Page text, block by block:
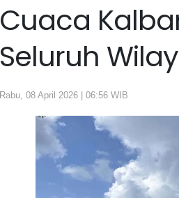
Cuaca
Seluruh
Rabu, 08 April 2026 | 06:56 WIB